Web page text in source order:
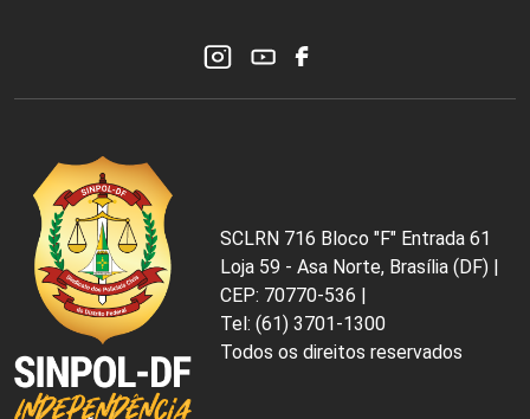
SCLRN 716 Bloco "F" Entrada 61
Loja 59 - Asa Norte, Brasília (DF) |
CEP: 70770-536 |
Tel: (61) 3701-1300
Todos os direitos reservados